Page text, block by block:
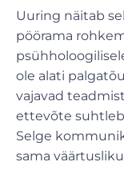
Uuring näitab
pöörama
ole alati
vajavad
ettevõte
Selge
sama